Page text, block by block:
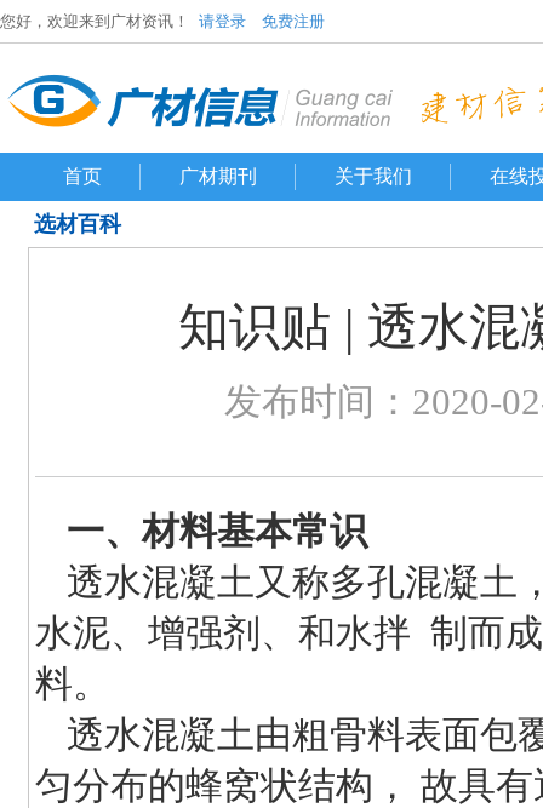
您好，欢迎来到广材资讯！ 请登录 免费注册
首页 广材期刊 关于我们 在线
选材百科
知识贴 | 透水混
发布时间：2020-
一、材料基本常识
透水混凝土又称多孔混凝土
水泥、增强剂、和水拌 制而
料。
透水混凝土由粗骨料表面包
匀分布的蜂窝状结构， 故具